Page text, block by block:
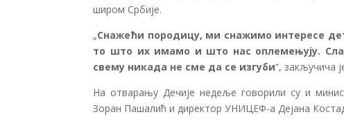
широм Србије.
„Снажећи породицу, ми снажимо интересе
то што их имамо и што нас оплемењују.
свему никада не сме да се изгуби“, закључича
На отварању Дечије недеље говорили су и
Зоран Пашалић и директор УНИЦЕФ-а Дејана